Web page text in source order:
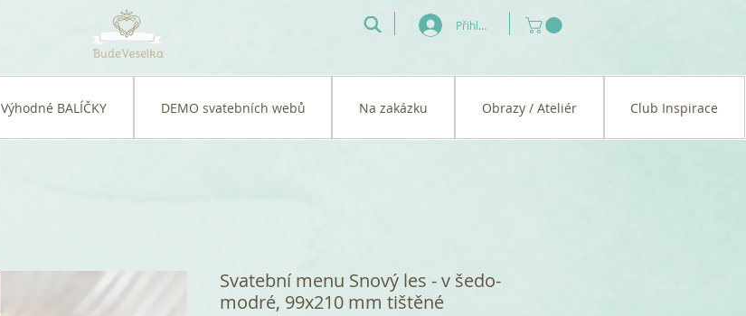
Přihlásit se
Výhodné BALÍČKY DEMO svatebních webů Na zakázku Obrazy / Ateliér Club Inspirace
Svatební menu Snový les - v šedo-
modré, 99x210 mm tištěné